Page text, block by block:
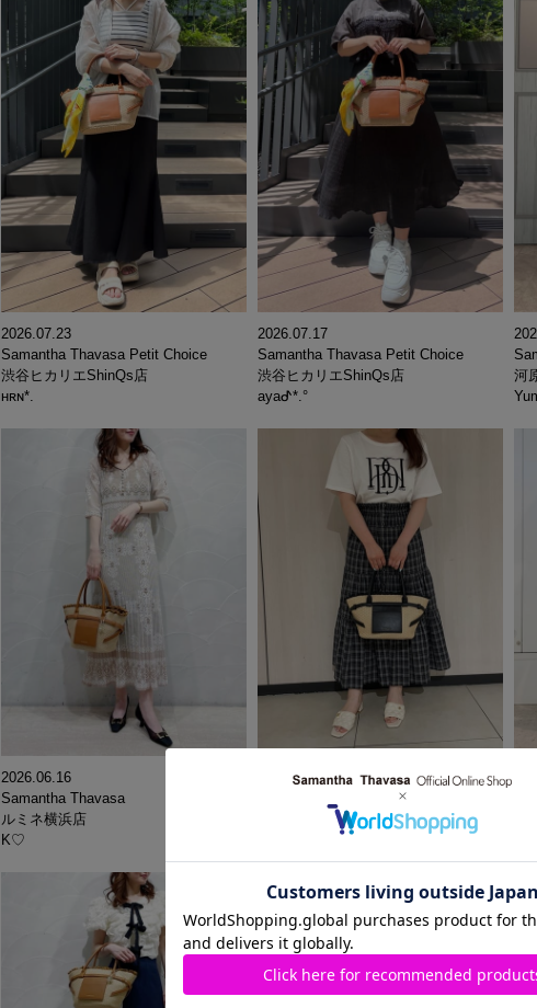
2026.07.23
Samantha Thavasa Petit Choice
渋谷ヒカリエShinQs店
ʜʀɴ*.
2026.07.17
Samantha Thavasa Petit Choice
渋谷ヒカリエShinQs店
ayaᕷ*.°
河
2026.06.16
Samantha Thavasa
ルミネ横浜店
K♡
2026.06.12
天神地下街店